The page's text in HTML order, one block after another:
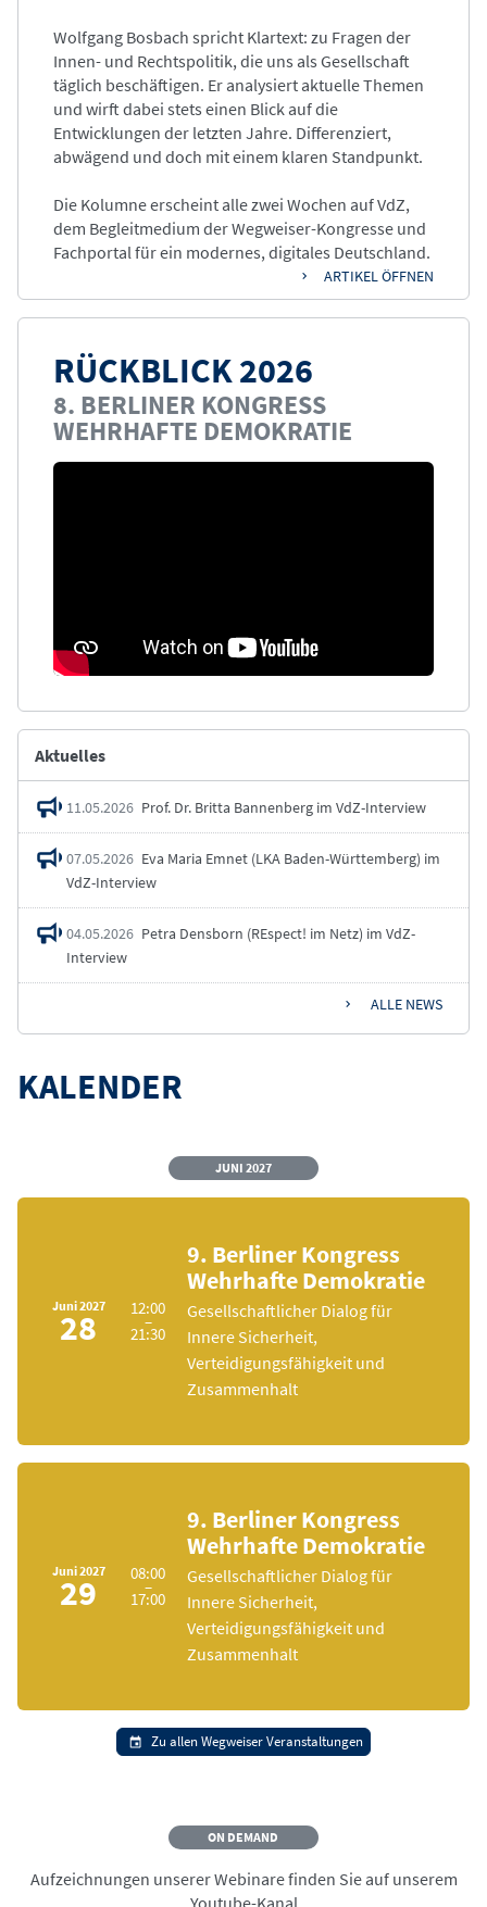
Wolfgang Bosbach spricht Klartext: zu Fragen der
Innen- und Rechtspolitik, die uns als Gesellschaft
täglich beschäftigen. Er analysiert aktuelle Themen
und wirft dabei stets einen Blick auf die
Entwicklungen der letzten Jahre. Differenziert,
abwägend und doch mit einem klaren Standpunkt.
Die Kolumne erscheint alle zwei Wochen auf VdZ,
dem Begleitmedium der Wegweiser-Kongresse und
Fachportal für ein modernes, digitales Deutschland.
ARTIKEL ÖFFNEN
RÜCKBLICK 2026
8. BERLINER KONGRESS
WEHRHAFTE DEMOKRATIE
Aktuelles
11.05.2026 Prof. Dr. Britta Bannenberg im VdZ-Interview
07.05.2026 Eva Maria Emnet (LKA Baden-Württemberg) im
VdZ-Interview
04.05.2026 Petra Densborn (REspect! im Netz) im VdZ-
Interview
ALLE NEWS
KALENDER
JUNI 2027
Juni2027
28 12:00
–
21:30
9. Berliner Kongress
Wehrhafte Demokratie
Gesellschaftlicher Dialog für
Innere Sicherheit,
Verteidigungsfähigkeit und
Zusammenhalt
Juni2027
29 08:00
–
17:00
9. Berliner Kongress
Wehrhafte Demokratie
Gesellschaftlicher Dialog für
Innere Sicherheit,
Verteidigungsfähigkeit und
Zusammenhalt
Zu allen Wegweiser Veranstaltungen
ON DEMAND
Aufzeichnungen unserer Webinare finden Sie auf unserem
Youtube-Kanal